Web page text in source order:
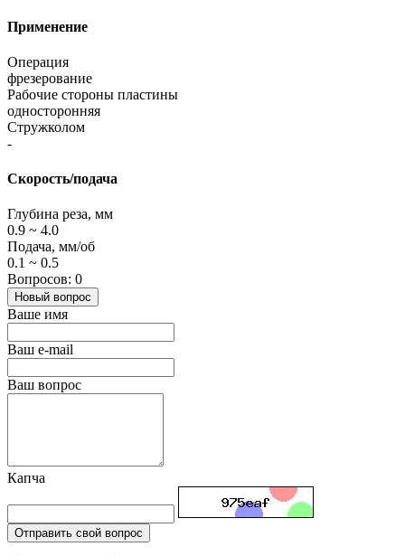
Применение
Операция
фрезерование
Рабочие стороны пластины
односторонняя
Стружколом
-
Скорость/подача
Глубина реза, мм
0.9 ~ 4.0
Подача, мм/об
0.1 ~ 0.5
Вопросов: 0
Новый вопрос
Ваше имя
Ваш e-mail
Ваш вопрос
Капча
Отправить свой вопрос